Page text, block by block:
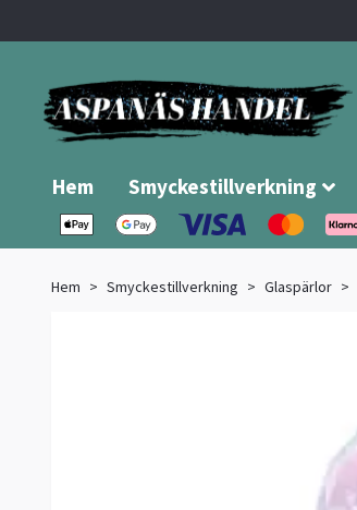
Hem Smyckestillverkning
Hem Smyckestillverkning Glaspärlor